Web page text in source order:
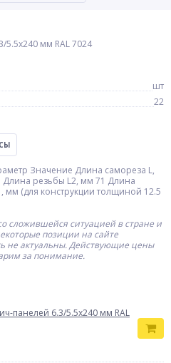
5.5х240 мм RAL 7024
шт
22
Значение Длина самореза L,
резьбы L2, мм 71 Длина
(для конструкции толщиной 12.5
сложившейся ситуацией в стране и
позиции на сайте
не актуальны. Действующие цены
за понимание.
панелей 6.3/5.5х240 мм RAL